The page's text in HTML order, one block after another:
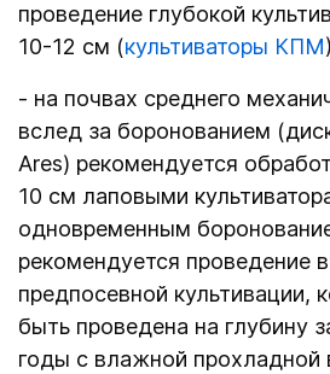
проведение глубокой
10-12 см (культиваторы КПМ
- на почвах среднего
вслед за боронованием
Ares) рекомендуется
10 см лаповыми
одновременным
рекомендуется проведение
предпосевной культивации,
быть проведена на глубину
годы с влажной прохладной